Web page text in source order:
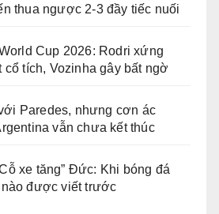
thua ngược 2-3 đầy tiếc nuối
Cup 2026: Rodri xứng
cổ tích, Vozinha gây bất ngờ
Paredes, nhưng cơn ác
vẫn chưa kết thúc
xe tăng” Đức: Khi bóng đá
nào được viết trước